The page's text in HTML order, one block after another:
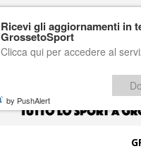
Ricevi gli aggiornamenti in
GrossetoSport
Clicca qui per accedere al
by PushAlert